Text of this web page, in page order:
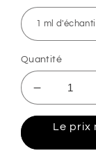
Quantité
Réduire
la
quantité
Le prix